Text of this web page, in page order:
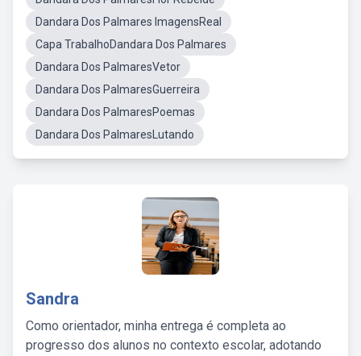
Dandara Dos Palmares ImagensReal
Capa TrabalhoDandara Dos Palmares
Dandara Dos PalmaresVetor
Dandara Dos PalmaresGuerreira
Dandara Dos PalmaresPoemas
Dandara Dos PalmaresLutando
Sandra
Como orientador, minha entrega é completa ao
progresso dos alunos no contexto escolar, adotando